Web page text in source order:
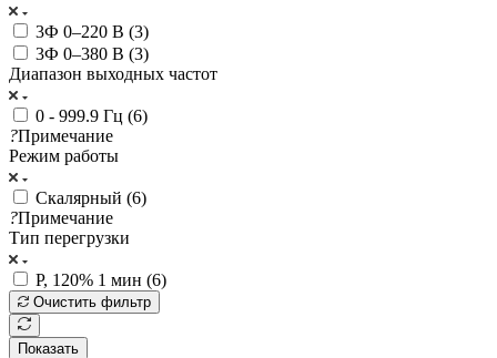
3Ф 0–220 В (3)
3Ф 0–380 В (3)
Диапазон выходных частот
0 - 999.9 Гц (6)
?Примечание
Режим работы
Скалярный (6)
?Примечание
Тип перегрузки
P, 120% 1 мин (6)
Очистить фильтр
Показать